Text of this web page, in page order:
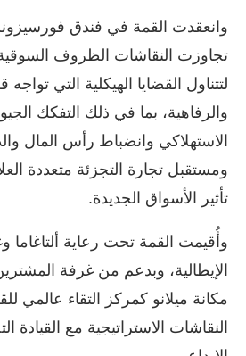
وانعقدت القمة في فندق
تجاوزت النقاشات الظروف
لتتناول القضايا الهيكلية التي تواجه
والرفاهية، بما في ذلك التفكك
الاستهلاكي وانضباط رأس المال
ومستقبل تجارة التجزئة متعددة
تأثير الأسواق الجديدة.
وأُقيمت القمة تحت رعاية ألتاغاما
الإيطالية، وبدعم من غرفة المشترين
مكانة ميلانو كمركز التقاء عالمي
النقاشات الاستراتيجية مع القيادة